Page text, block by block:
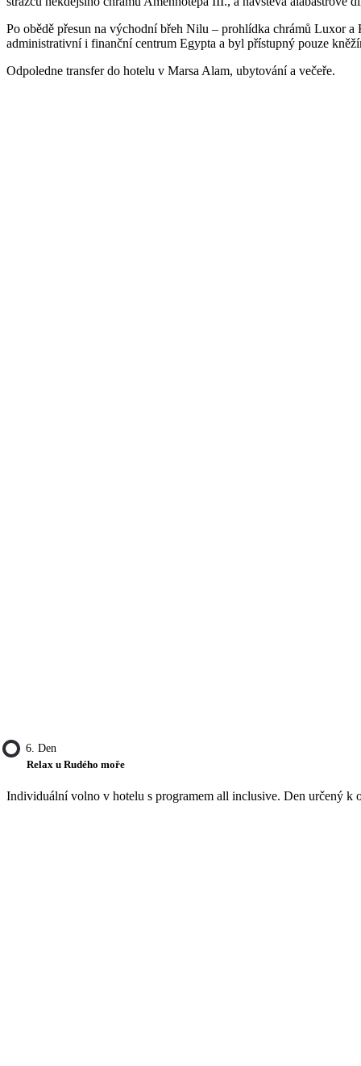
Po obědě přesun na východní břeh Nilu – prohlídka chrámů Luxor
administrativní i finanční centrum Egypta a byl přístupný pouze
Odpoledne transfer do hotelu v Marsa Alam, ubytování a večeře.
6. Den
Relax u Rudého moře
Individuální volno v hotelu s programem all inclusive. Den určený k